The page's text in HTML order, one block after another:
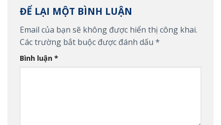
ĐỂ LẠI MỘT BÌNH LUẬN
Email của bạn sẽ không được hiển thị công khai.
Các trường bắt buộc được đánh dấu *
Bình luận *